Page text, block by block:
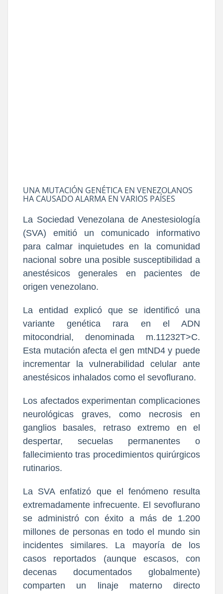
UNA MUTACIÓN GENÉTICA EN VENEZOLANOS
HA CAUSADO ALARMA EN VARIOS PAÍSES
La Sociedad Venezolana de Anestesiología
(SVA) emitió un comunicado informativo
para calmar inquietudes en la comunidad
nacional sobre una posible susceptibilidad a
anestésicos generales en pacientes de
origen venezolano.
La entidad explicó que se identificó una
variante genética rara en el ADN
mitocondrial, denominada m.11232T>C.
Esta mutación afecta el gen mtND4 y puede
incrementar la vulnerabilidad celular ante
anestésicos inhalados como el sevoflurano.
Los afectados experimentan complicaciones
neurológicas graves, como necrosis en
ganglios basales, retraso extremo en el
despertar, secuelas permanentes o
fallecimiento tras procedimientos quirúrgicos
rutinarios.
La SVA enfatizó que el fenómeno resulta
extremadamente infrecuente. El sevoflurano
se administró con éxito a más de 1.200
millones de personas en todo el mundo sin
incidentes similares. La mayoría de los
casos reportados (aunque escasos, con
decenas documentados globalmente)
comparten un linaje materno directo